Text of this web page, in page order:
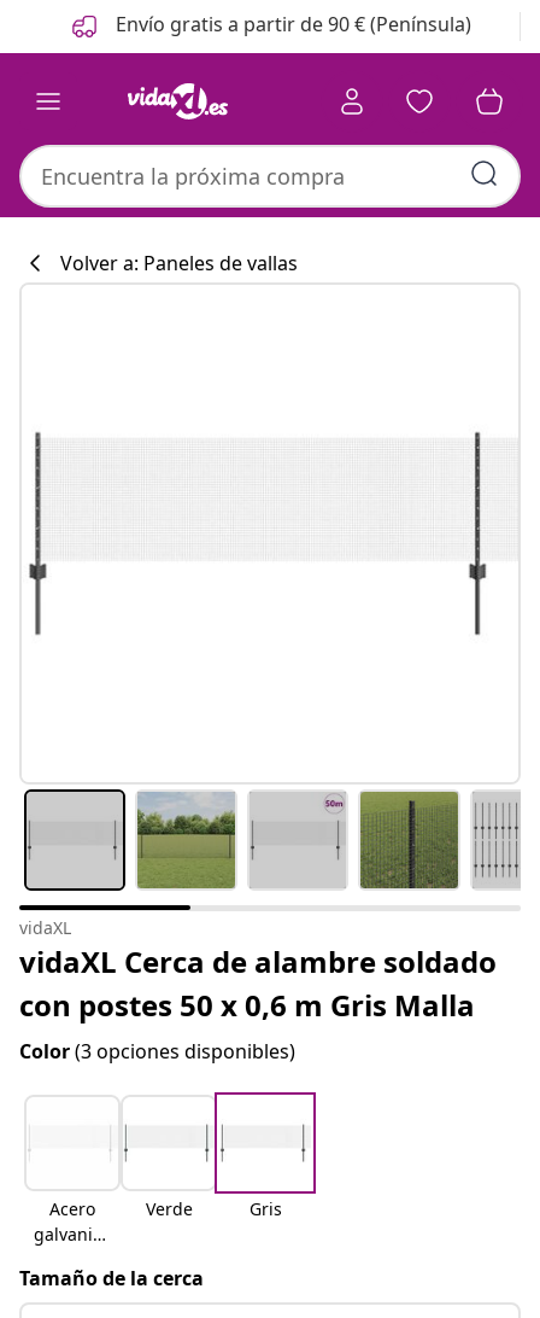
Anterior
Siguiente Envío gratis a partir de 90 € (Península)
Volver a: Paneles de vallas
vidaXL
vidaXL Cerca de alambre soldado
con postes 50 x 0,6 m Gris Malla
Color(3 opciones disponibles)
Acero
galvaniza
Verde Gris
Tamaño de la cerca